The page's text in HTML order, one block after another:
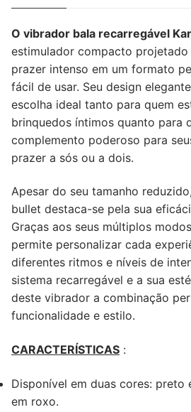
O vibrador bala recarregável
estimulador compacto
prazer intenso em um formato
fácil de usar. Seu design
escolha ideal tanto para quem
brinquedos íntimos quanto para
complemento poderoso para
prazer a sós ou a dois.
Apesar do seu tamanho
bullet destaca-se pela sua
Graças aos seus múltiplos
permite personalizar cada
diferentes ritmos e níveis de
sistema recarregável e a sua
deste vibrador a combinação
funcionalidade e estilo.
CARACTERÍSTICAS :
Disponível em duas cores: preto
em roxo.